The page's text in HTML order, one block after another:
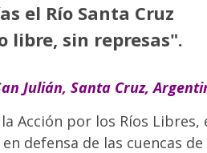
el Río Santa Cruz
libre, sin represas".
Julián, Santa Cruz,
Acción por los Ríos Libres,
defensa de las cuencas de